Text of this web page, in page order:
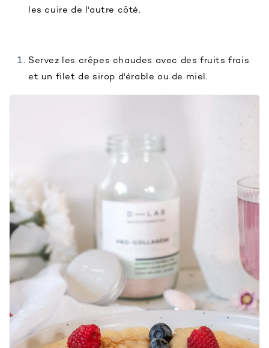
les cuire de l'autre côté.
Servez les crêpes chaudes avec des fruits frais
et un filet de sirop d'érable ou de miel.